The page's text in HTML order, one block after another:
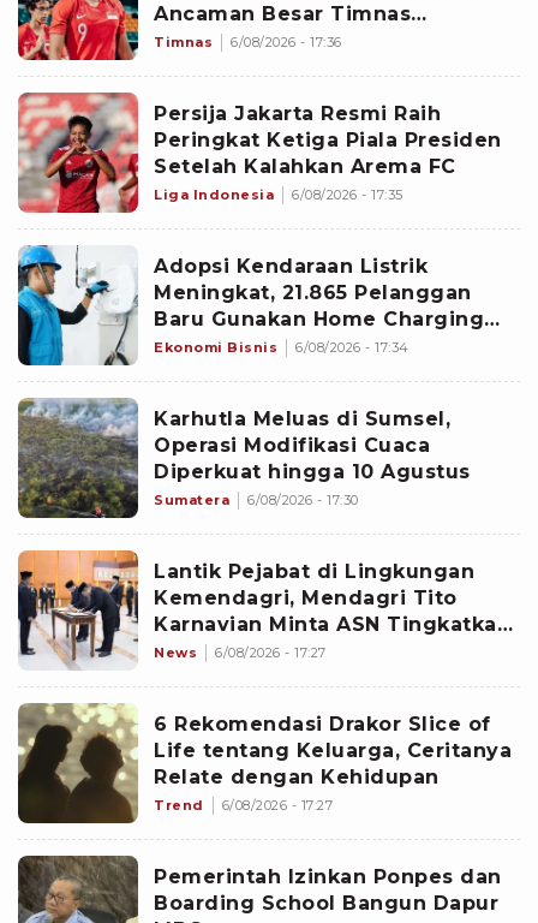
Ancaman Besar Timnas
Indonesia di Piala AFF 2026
Timnas 6/08/2026 - 17:36
Persija Jakarta Resmi Raih
Peringkat Ketiga Piala Presiden
Setelah Kalahkan Arema FC
Liga Indonesia 6/08/2026 - 17:35
Adopsi Kendaraan Listrik
Meningkat, 21.865 Pelanggan
Baru Gunakan Home Charging
Services PLN pada Semester I
Ekonomi Bisnis 6/08/2026 - 17:34
Karhutla Meluas di Sumsel,
Operasi Modifikasi Cuaca
Diperkuat hingga 10 Agustus
Sumatera 6/08/2026 - 17:30
Lantik Pejabat di Lingkungan
Kemendagri, Mendagri Tito
Karnavian Minta ASN Tingkatkan
Kinerja
News 6/08/2026 - 17:27
6 Rekomendasi Drakor Slice of
Life tentang Keluarga, Ceritanya
Relate dengan Kehidupan
Trend 6/08/2026 - 17:27
Pemerintah Izinkan Ponpes dan
Boarding School Bangun Dapur